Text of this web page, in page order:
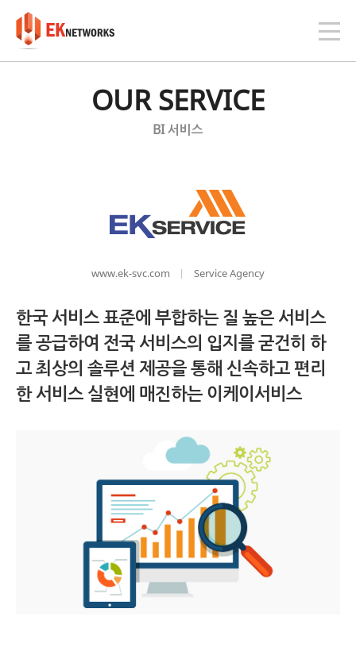
OUR SERVICE
BI 서비스
www.ek-svc.com Service Agency
한국 서비스 표준에 부합하는 질 높은 서비스
를 공급하여 전국 서비스의 입지를 굳건히 하
고 최상의 솔루션 제공을 통해 신속하고 편리
한 서비스 실현에 매진하는 이케이서비스